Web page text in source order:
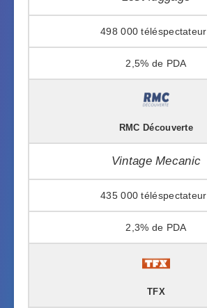
498 000
2,5%
RMC Découverte
Vintage Mecanic
435 000
2,3%
TFX